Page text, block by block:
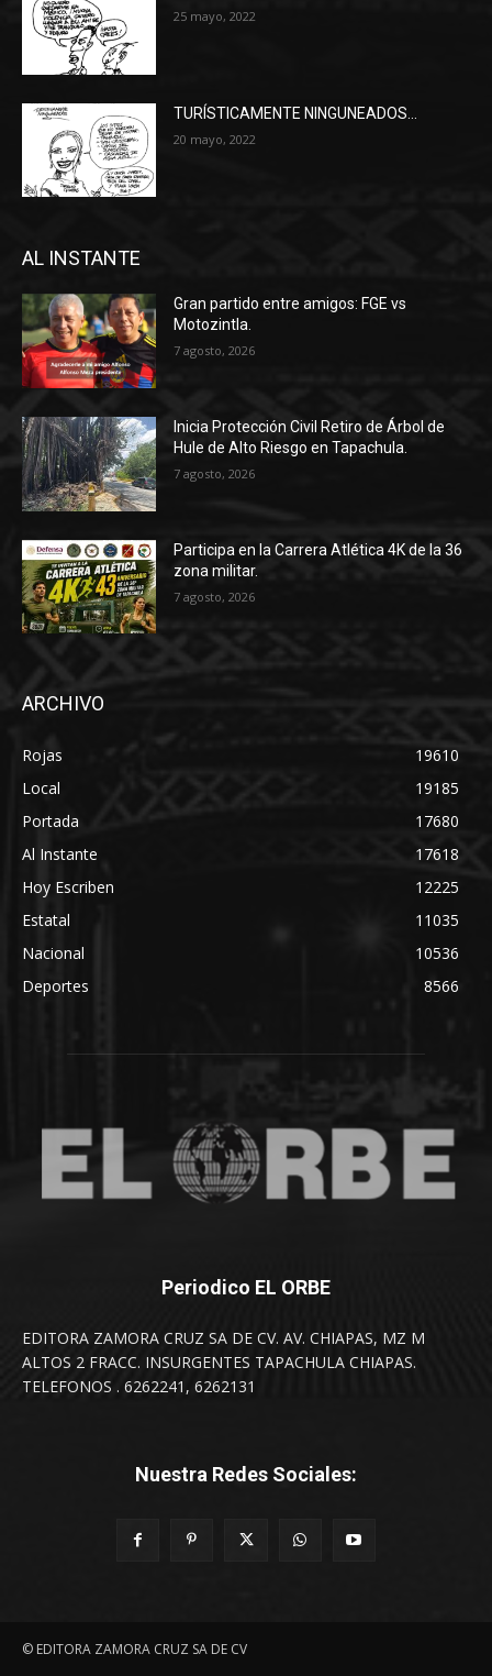
25 mayo, 2022
TURÍSTICAMENTE NINGUNEADOS…
20 mayo, 2022
AL INSTANTE
Gran partido entre amigos: FGE vs
Motozintla.
7 agosto, 2026
Inicia Protección Civil Retiro de Árbol de
Hule de Alto Riesgo en Tapachula.
7 agosto, 2026
Participa en la Carrera Atlética 4K de la 36
zona militar.
7 agosto, 2026
ARCHIVO
Rojas
19610
Local
19185
Portada
17680
Al Instante
17618
Hoy Escriben
12225
Estatal
11035
Nacional
10536
Deportes
8566
Periodico EL ORBE
EDITORA ZAMORA CRUZ SA DE CV. AV. CHIAPAS, MZ M
ALTOS 2 FRACC. INSURGENTES TAPACHULA CHIAPAS.
TELEFONOS . 6262241, 6262131
Nuestra Redes Sociales:
© EDITORA ZAMORA CRUZ SA DE CV